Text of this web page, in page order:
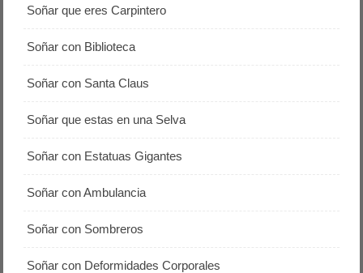
Soñar que eres Carpintero
Soñar con Biblioteca
Soñar con Santa Claus
Soñar que estas en una Selva
Soñar con Estatuas Gigantes
Soñar con Ambulancia
Soñar con Sombreros
Soñar con Deformidades Corporales